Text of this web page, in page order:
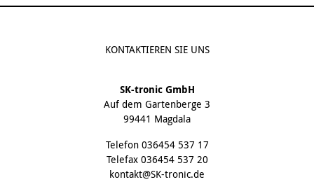
KONTAKTIEREN SIE UNS
SK-tronic GmbH
Auf dem Gartenberge 3
99441 Magdala
Telefon 036454 537 17
Telefax 036454 537 20
kontakt@SK-tronic.de